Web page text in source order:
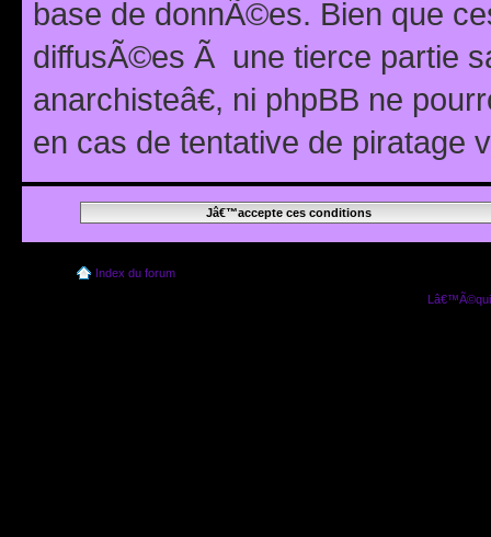
base de donnÃ©es. Bien que
diffusÃ©es Ã une tierce partie
anarchisteâ€, ni phpBB ne
en cas de tentative de piratage
Index du forum